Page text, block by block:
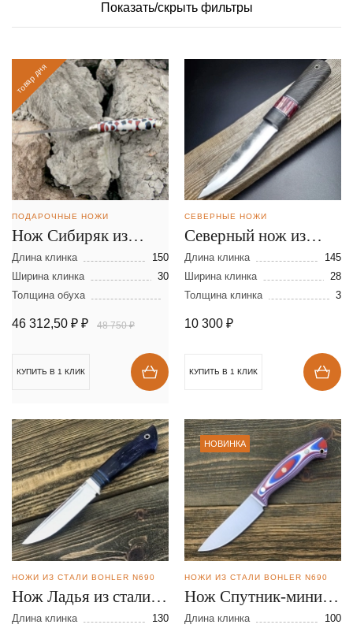
Показать/скрыть фильтры
товар дня
ПОДАРОЧНЫЕ НОЖИ
Нож Сибиряк из
ламинированной
стали
Длина клинка
150
Ширина клинка
30
Толщина обуха
46 312,50 ₽ ₽ 48 750 ₽
КУПИТЬ В 1 КЛИК
СЕВЕРНЫЕ НОЖИ
Северный нож из
стали N690
Длина клинка
145
Ширина клинка
28
Толщина клинка
3
10 300 ₽
КУПИТЬ В 1 КЛИК
НОЖИ ИЗ СТАЛИ BOHLER N690
Нож Ладья из стали
N690
Длина клинка
130
НОВИНКА
НОЖИ ИЗ СТАЛИ BOHLER N690
Нож Спутник-мини из
стали N-690
Длина клинка
100